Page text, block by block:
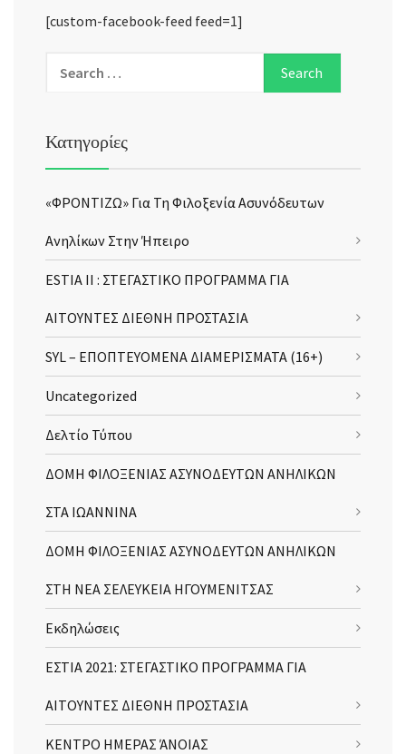
[custom-facebook-feed feed=1]
Κατηγορίες
«ΦΡΟΝΤΙΖΩ» Για Τη Φιλοξενία Ασυνόδευτων
Ανηλίκων Στην Ήπειρο
ESTIA II : ΣΤΕΓΑΣΤΙΚΟ ΠΡΟΓΡΑΜΜΑ ΓΙΑ
ΑΙΤΟΥΝΤΕΣ ΔΙΕΘΝΗ ΠΡΟΣΤΑΣΙΑ
SYL – ΕΠΟΠΤΕΥΟΜΕΝΑ ΔΙΑΜΕΡΙΣΜΑΤΑ (16+)
Uncategorized
Δελτίο Τύπου
ΔΟΜΗ ΦΙΛΟΞΕΝΙΑΣ ΑΣΥΝΟΔΕΥΤΩΝ ΑΝΗΛΙΚΩΝ
ΣΤΑ ΙΩΑΝΝΙΝΑ
ΔΟΜΗ ΦΙΛΟΞΕΝΙΑΣ ΑΣΥΝΟΔΕΥΤΩΝ ΑΝΗΛΙΚΩΝ
ΣΤΗ ΝΕΑ ΣΕΛΕΥΚΕΙΑ ΗΓΟΥΜΕΝΙΤΣΑΣ
Εκδηλώσεις
ΕΣΤΙΑ 2021: ΣΤΕΓΑΣΤΙΚΟ ΠΡΟΓΡΑΜΜΑ ΓΙΑ
ΑΙΤΟΥΝΤΕΣ ΔΙΕΘΝΗ ΠΡΟΣΤΑΣΙΑ
ΚΕΝΤΡΟ ΗΜΕΡΑΣ ΆΝΟΙΑΣ